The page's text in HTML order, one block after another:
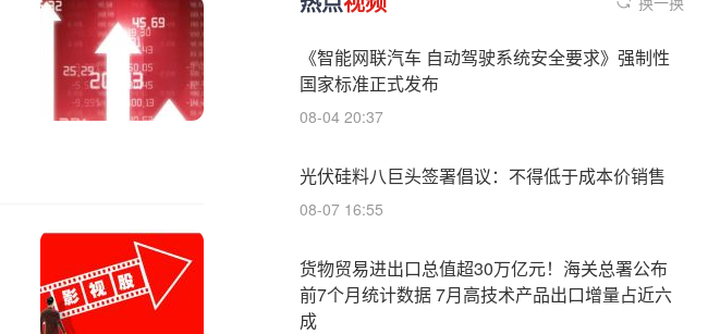
《智能网联汽车 自动驾驶系统安全要求》强制性
国家标准正式发布
08-04 20:37
光伏硅料八巨头签署倡议：不得低于成本价销售
08-07 16:55
货物贸易进出口总值超30万亿元！海关总署公布
前7个月统计数据 7月高技术产品出口增量占近六
成